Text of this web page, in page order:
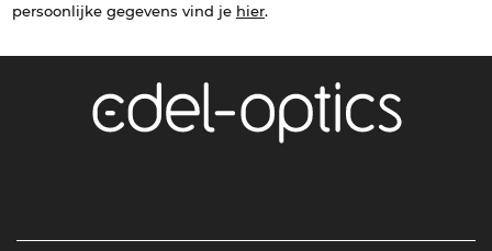
persoonlijke gegevens vind je hier.